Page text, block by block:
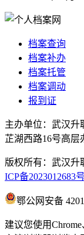
档案查询
档案补办
档案托管
档案调动
报到证
主办单位：武汉
芷湖西路16号高
版权所有：武汉
ICP备2023012683
鄂公网安备
建议您使用